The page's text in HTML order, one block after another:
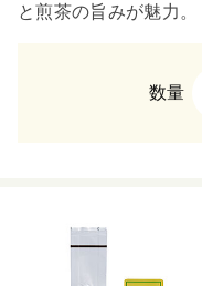
と煎茶の旨みが魅力。
数量